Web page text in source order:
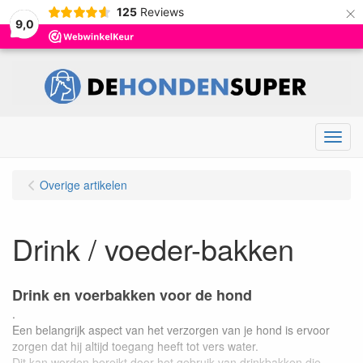
9,0
125 Reviews ×
Menu
Overige artikelen
Drink / voeder-bakken
Drink en voerbakken voor de hond
.
Een belangrijk aspect van het verzorgen van je hond is ervoor
zorgen dat hij altijd toegang heeft tot vers water.